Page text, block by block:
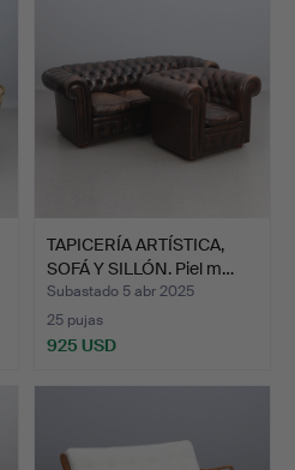
TAPICERÍA ARTÍSTICA,
SOFÁ Y SILLÓN. Piel m…
Subastado 5 abr 2025
25 pujas
925 USD